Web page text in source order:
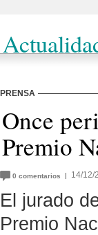
PRENSA
Once
Premio
0 comentarios | 14/12/
El jurado
Premio